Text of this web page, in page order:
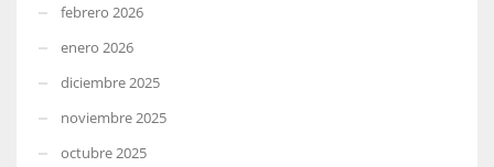
febrero 2026
enero 2026
diciembre 2025
noviembre 2025
octubre 2025